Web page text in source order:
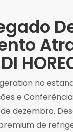
no
e
de dezembro.
de